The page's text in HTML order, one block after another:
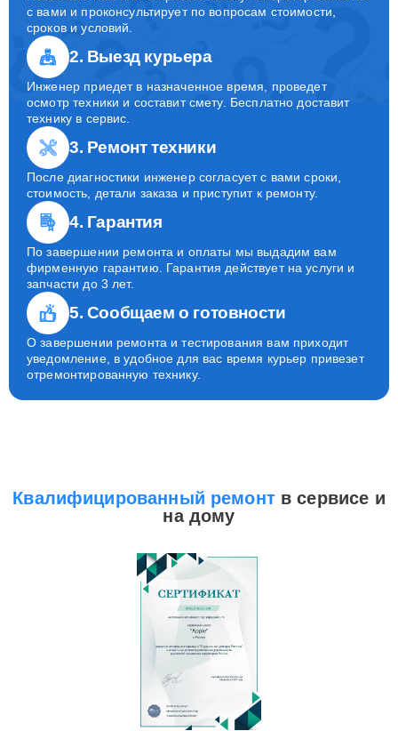
с вами и проконсультирует по вопросам стоимости,
сроков и условий.
2. Выезд курьера
Инженер приедет в назначенное время, проведет
осмотр техники и составит смету. Бесплатно доставит
технику в сервис.
3. Ремонт техники
После диагностики инженер согласует с вами сроки,
стоимость, детали заказа и приступит к ремонту.
4. Гарантия
По завершении ремонта и оплаты мы выдадим вам
фирменную гарантию. Гарантия действует на услуги и
запчасти до 3 лет.
5. Сообщаем о готовности
О завершении ремонта и тестирования вам приходит
уведомление, в удобное для вас время курьер привезет
отремонтированную технику.
Квалифицированный ремонтв сервисе и
на дому